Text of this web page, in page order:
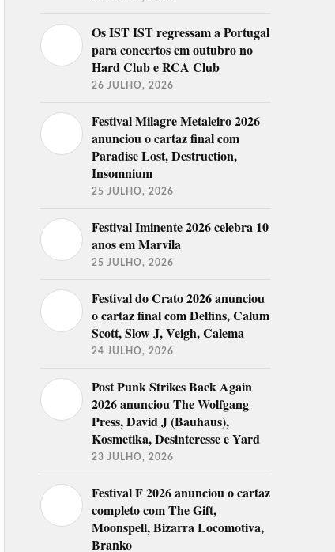
Os IST IST regressam a Portugal
para concertos em outubro no
Hard Club e RCA Club
26 JULHO, 2026
Festival Milagre Metaleiro 2026
anunciou o cartaz final com
Paradise Lost, Destruction,
Insomnium
25 JULHO, 2026
Festival Iminente 2026 celebra 10
anos em Marvila
25 JULHO, 2026
Festival do Crato 2026 anunciou
o cartaz final com Delfins, Calum
Scott, Slow J, Veigh, Calema
24 JULHO, 2026
Post Punk Strikes Back Again
2026 anunciou The Wolfgang
Press, David J (Bauhaus),
Kosmetika, Desinteresse e Yard
23 JULHO, 2026
Festival F 2026 anunciou o cartaz
completo com The Gift,
Moonspell, Bizarra Locomotiva,
Branko